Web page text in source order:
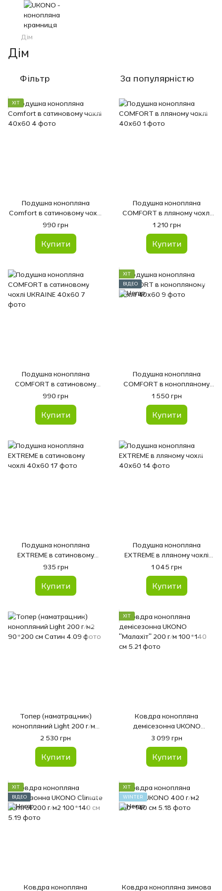
Дім
Дім
Фільтр За популярністю
ХІТ
Подушка конопляна
Comfort в сатиновому чохлі
40х60
990 грн
Купити
Подушка конопляна
COMFORT в лляному чохлі
40х60
1 210 грн
Купити
Подушка конопляна
COMFORT в сатиновому
чохлі UKRAINE 40х60
990 грн
Купити
ХІТ
ВІДЕО
Подушка конопляна
COMFORT в конопляному
чохлі 40х60
1 550 грн
Купити
Подушка конопляна
EXTREME в сатиновому
чохлі 40х60
935 грн
Купити
Подушка конопляна
EXTREME в лляному чохлі
40х60
1 045 грн
Купити
Топер (наматрацник)
конопляний Light 200 г/м2
90*200 см Сатин
2 530 грн
Купити
ХІТ
Ковдра конопляна
демісезонна UKONO
"Малахіт" 200 г/м 100*140
см
3 099 грн
Купити
ХІТ
ВІДЕО
Ковдра конопляна
ХІТ
WINTER
Ковдра конопляна зимова